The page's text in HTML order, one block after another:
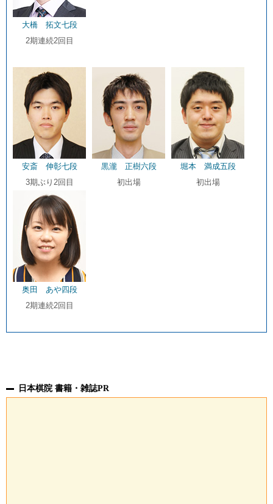
大橋 拓文七段
2期連続2回目
安斎 伸彰七段
3期ぶり2回目
黒瀧 正樹六段
初出場
堀本 満成五段
初出場
奥田 あや四段
2期連続2回目
日本棋院 書籍・雑誌PR